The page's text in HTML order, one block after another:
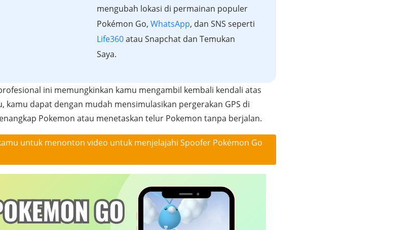
mengubah lokasi di permainan populer
Pokémon Go, WhatsApp, dan SNS seperti
Life360atau Snapchat dan Temukan
Saya.
ini memungkinkan kamu mengambil kembali kendali atas
kamu dapat dengan mudah mensimulasikan pergerakan GPS di
Pokemon atau menetaskan telur Pokemon tanpa berjalan.
untuk menonton video untuk menjelajahi Spoofer Pokémon Go